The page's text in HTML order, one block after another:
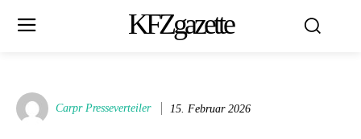
KFZgazette
Carpr Presseverteiler 15. Februar 2026